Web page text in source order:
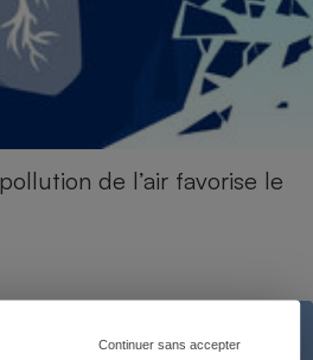
Continuer sans accepter
de l’air favorise le